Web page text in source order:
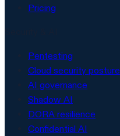
Pricing
Pentesting
Cloud security posture
AI governance
Shadow AI
DORA resilience
Confidential AI